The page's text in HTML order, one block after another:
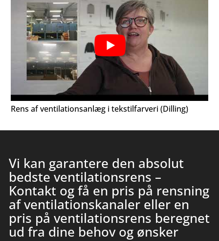
Rens af ventilationsanlæg i tekstilfarveri (Dilling)
Vi kan garantere den absolut
bedste ventilationsrens –
Kontakt og få en pris på rensning
af ventilationskanaler eller en
pris på ventilationsrens beregnet
ud fra dine behov og ønsker